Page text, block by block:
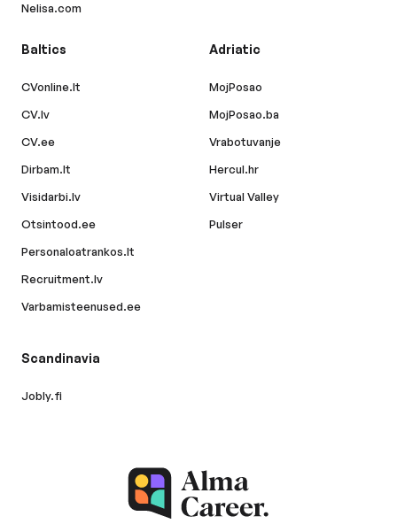
Nelisa.com
Baltics
CVonline.lt
CV.lv
CV.ee
Dirbam.lt
Visidarbi.lv
Otsintood.ee
Personaloatrankos.lt
Recruitment.lv
Varbamisteenused.ee
Adriatic
MojPosao
MojPosao.ba
Vrabotuvanje
Hercul.hr
Virtual Valley
Pulser
Scandinavia
Jobly.fi